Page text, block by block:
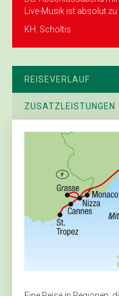
Live-Musik ist absolut zu
KH. Scholtis
REISEVERLAUF
ZUSATZLEISTUNGEN